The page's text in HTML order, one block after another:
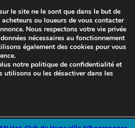
le site ne le sont que dans le but de
ou loueurs de vous contacter
Nous respectons votre vie privée
nécessaires au fonctionnement
également des cookies pour vous
notre politique de confidentialité et
utilisons ou les désactiver dans les